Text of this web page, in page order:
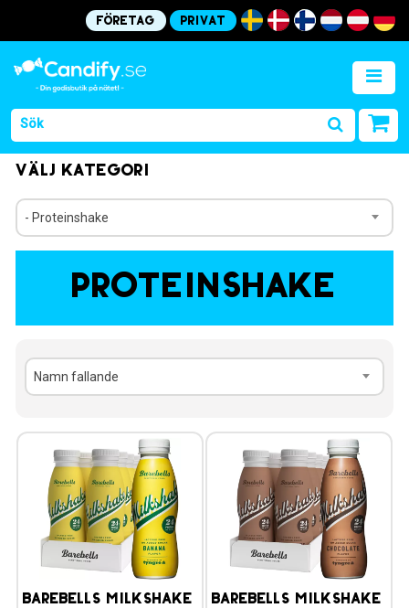
Företag Privat
Välj kategori
- Proteinshake
Proteinshake
Namn fallande
Barebells Milkshake
Barebells Milkshake